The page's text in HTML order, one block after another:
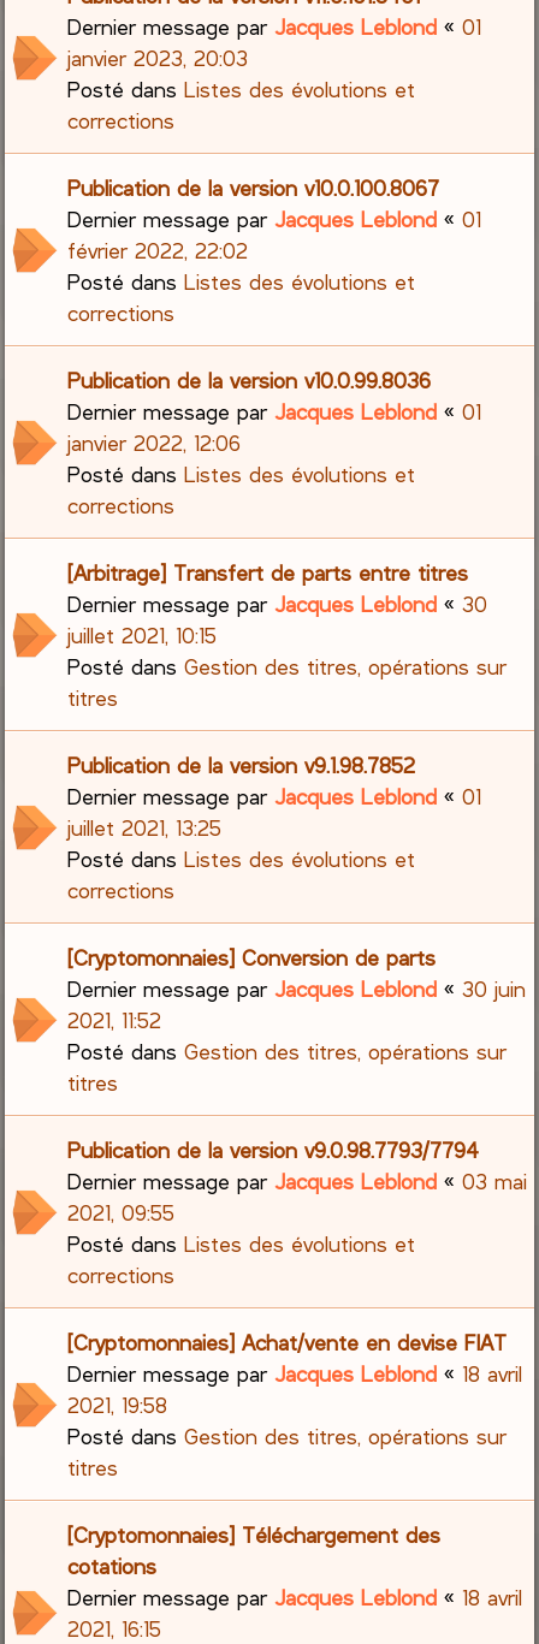
Dernier message parJacques Leblond «01
janvier 2023, 20:03
Posté dansListes des évolutions et
corrections
Publication de la version v10.0.100.8067
Dernier message parJacques Leblond «01
février 2022, 22:02
Posté dansListes des évolutions et
corrections
Publication de la version v10.0.99.8036
Dernier message parJacques Leblond «01
janvier 2022, 12:06
Posté dansListes des évolutions et
corrections
[Arbitrage] Transfert de parts entre titres
Dernier message parJacques Leblond «30
juillet 2021, 10:15
Posté dansGestion des titres, opérations sur
titres
Publication de la version v9.1.98.7852
Dernier message parJacques Leblond «01
juillet 2021, 13:25
Posté dansListes des évolutions et
corrections
[Cryptomonnaies] Conversion de parts
Dernier message parJacques Leblond «30 juin
2021, 11:52
Posté dansGestion des titres, opérations sur
titres
Publication de la version v9.0.98.7793/7794
Dernier message parJacques Leblond «03 mai
2021, 09:55
Posté dansListes des évolutions et
corrections
[Cryptomonnaies] Achat/vente en devise FIAT
Dernier message parJacques Leblond « 18 avril
2021, 19:58
Posté dansGestion des titres, opérations sur
titres
[Cryptomonnaies] Téléchargement des
cotations
Dernier message parJacques Leblond « 18 avril
2021, 16:15